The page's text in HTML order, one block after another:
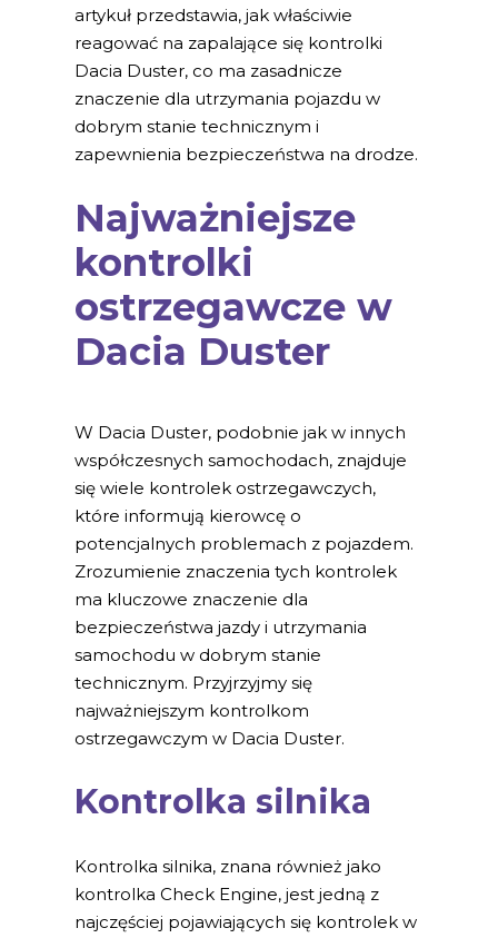
artykuł przedstawia, jak właściwie
reagować na zapalające się kontrolki
Dacia Duster, co ma zasadnicze
znaczenie dla utrzymania pojazdu w
dobrym stanie technicznym i
zapewnienia bezpieczeństwa na drodze.
Najważniejsze
kontrolki
ostrzegawcze w
Dacia Duster
W Dacia Duster, podobnie jak w innych
współczesnych samochodach, znajduje
się wiele kontrolek ostrzegawczych,
które informują kierowcę o
potencjalnych problemach z pojazdem.
Zrozumienie znaczenia tych kontrolek
ma kluczowe znaczenie dla
bezpieczeństwa jazdy i utrzymania
samochodu w dobrym stanie
technicznym. Przyjrzyjmy się
najważniejszym kontrolkom
ostrzegawczym w Dacia Duster.
Kontrolka silnika
Kontrolka silnika, znana również jako
kontrolka Check Engine, jest jedną z
najczęściej pojawiających się kontrolek w